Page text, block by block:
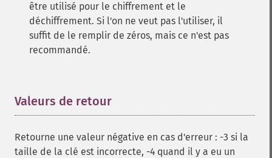
être utilisé pour le chiffrement et le
déchiffrement. Si l'on ne veut pas l'utiliser, il
suffit de le remplir de zéros, mais ce n'est pas
recommandé.
Valeurs de retour
Retourne une valeur négative en cas d'erreur : -3 si la
taille de la clé est incorrecte, -4 quand il y a eu un